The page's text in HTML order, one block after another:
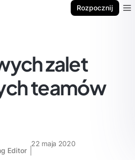
Rozpocznij
zalet
teamów
Editor
22 maja 2020